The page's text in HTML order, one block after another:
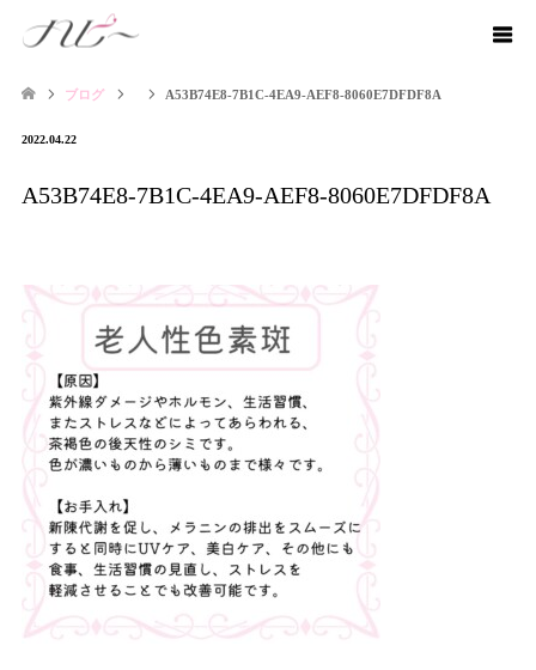
ブログ A53B74E8-7B1C-4EA9-AEF8-8060E7DFDF8A
2022.04.22
A53B74E8-7B1C-4EA9-AEF8-8060E7DFDF8A